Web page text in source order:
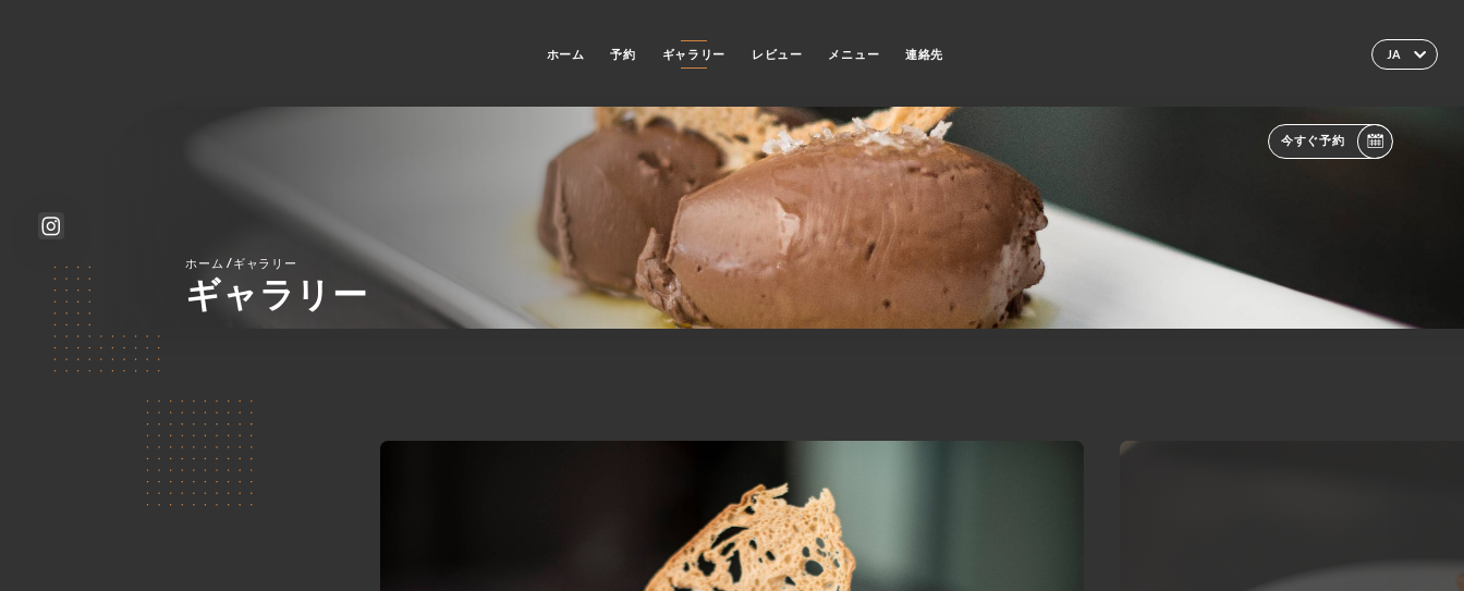
JA
ホーム 予約 ギャラリー レビュー メニュー 連絡先
今すぐ予約
ホーム/ギャラリー
ギャラリー